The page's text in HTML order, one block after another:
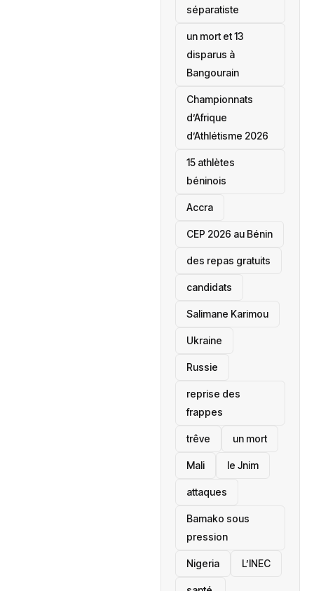
séparatiste
un mort et 13
disparus à
Bangourain
‎Championnats
d’Afrique
d’Athlétisme 2026
15 athlètes
béninois
Accra
‎CEP 2026 au Bénin
des repas gratuits
candidats
Salimane Karimou
Ukraine
Russie
reprise des
frappes
trêve un mort
Mali le Jnim
attaques
Bamako sous
pression
‎Nigeria L’INEC